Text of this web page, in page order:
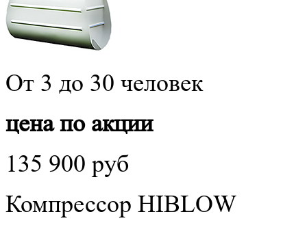
От 3 до 30 человек
цена по акции
135 900 руб
Компрессор HIBLOW